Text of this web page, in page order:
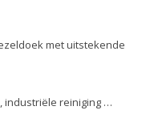
met uitstekende
industriële reiniging …